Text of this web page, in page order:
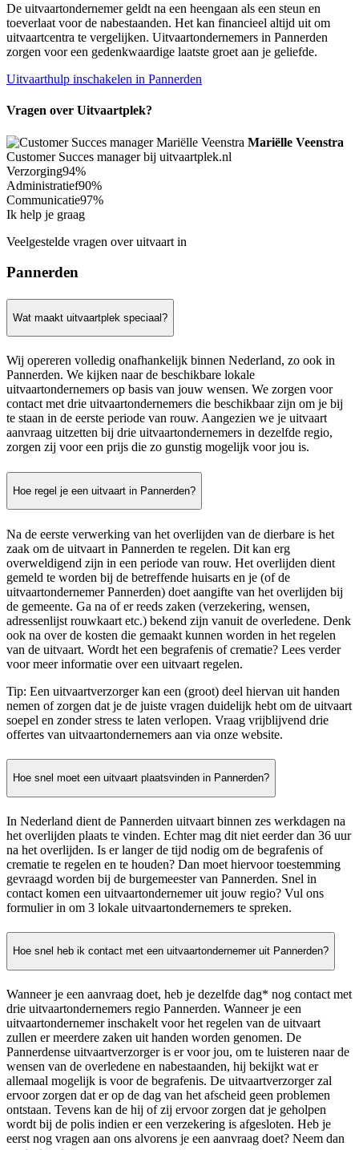
De uitvaartondernemer geldt na een heengaan als een steun en
toeverlaat voor de nabestaanden. Het kan financieel altijd uit om
uitvaartcentra te vergelijken. Uitvaartondernemers in Pannerden
zorgen voor een gedenkwaardige laatste groet aan je geliefde.
Uitvaarthulp inschakelen in Pannerden
Vragen over Uitvaartplek?
Mariëlle Veenstra
Customer Succes manager bij uitvaartplek.nl
Verzorging94%
Administratief90%
Communicatie97%
Ik help je graag
Veelgestelde vragen over uitvaart in
Pannerden
Wat maakt uitvaartplek speciaal?
Wij opereren volledig onafhankelijk binnen Nederland, zo ook in
Pannerden. We kijken naar de beschikbare lokale
uitvaartondernemers op basis van jouw wensen. We zorgen voor
contact met drie uitvaartondernemers die beschikbaar zijn om je bij
te staan in de eerste periode van rouw. Aangezien we je uitvaart
aanvraag uitzetten bij drie uitvaartondernemers in dezelfde regio,
zorgen zij voor een prijs die zo gunstig mogelijk voor jou is.
Hoe regel je een uitvaart in Pannerden?
Na de eerste verwerking van het overlijden van de dierbare is het
zaak om de uitvaart in Pannerden te regelen. Dit kan erg
overweldigend zijn in een periode van rouw. Het overlijden dient
gemeld te worden bij de betreffende huisarts en je (of de
uitvaartondernemer Pannerden) doet aangifte van het overlijden bij
de gemeente. Ga na of er reeds zaken (verzekering, wensen,
adressenlijst rouwkaart etc.) bekend zijn vanuit de overledene. Denk
ook na over de kosten die gemaakt kunnen worden in het regelen
van de uitvaart. Wordt het een begrafenis of crematie? Lees verder
voor meer informatie over een uitvaart regelen.
Tip: Een uitvaartverzorger kan een (groot) deel hiervan uit handen
nemen of zorgen dat je de juiste vragen duidelijk hebt om de uitvaart
soepel en zonder stress te laten verlopen. Vraag vrijblijvend drie
offertes van uitvaartondernemers aan via onze website.
Hoe snel moet een uitvaart plaatsvinden in Pannerden?
In Nederland dient de Pannerden uitvaart binnen zes werkdagen na
het overlijden plaats te vinden. Echter mag dit niet eerder dan 36 uur
na het overlijden. Is er langer de tijd nodig om de begrafenis of
crematie te regelen en te houden? Dan moet hiervoor toestemming
gevraagd worden bij de burgemeester van Pannerden. Snel in
contact komen een uitvaartondernemer uit jouw regio? Vul ons
formulier in om 3 lokale uitvaartondernemers te spreken.
Hoe snel heb ik contact met een uitvaartondernemer uit Pannerden?
Wanneer je een aanvraag doet, heb je dezelfde dag* nog contact met
drie uitvaartondernemers regio Pannerden. Wanneer je een
uitvaartondernemer inschakelt voor het regelen van de uitvaart
zullen er meerdere zaken uit handen worden genomen. De
Pannerdense uitvaartverzorger is er voor jou, om te luisteren naar de
wensen van de overledene en nabestaanden, hij bekijkt wat er
allemaal mogelijk is voor de begrafenis. De uitvaartverzorger zal
ervoor zorgen dat er op de dag van het afscheid geen problemen
ontstaan. Tevens kan de hij of zij ervoor zorgen dat je geholpen
wordt bij de polis indien er een verzekering is afgesloten. Heb je
eerst nog vragen aan ons alvorens je een aanvraag doet? Neem dan